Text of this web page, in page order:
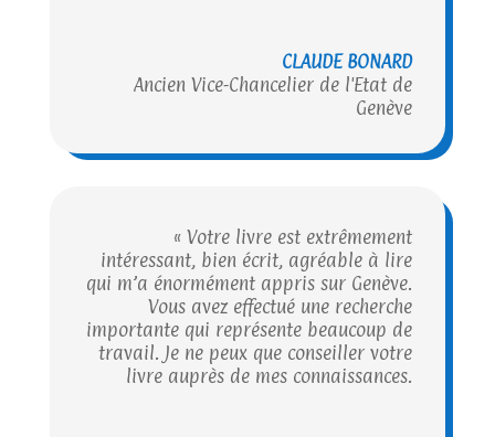
CLAUDE BONARD
Ancien Vice-Chancelier de l'Etat de
Genève
« Votre livre est extrêmement
intéressant, bien écrit, agréable à lire
qui m’a énormément appris sur Genève.
Vous avez effectué une recherche
importante qui représente beaucoup de
travail. Je ne peux que conseiller votre
livre auprès de mes connaissances.